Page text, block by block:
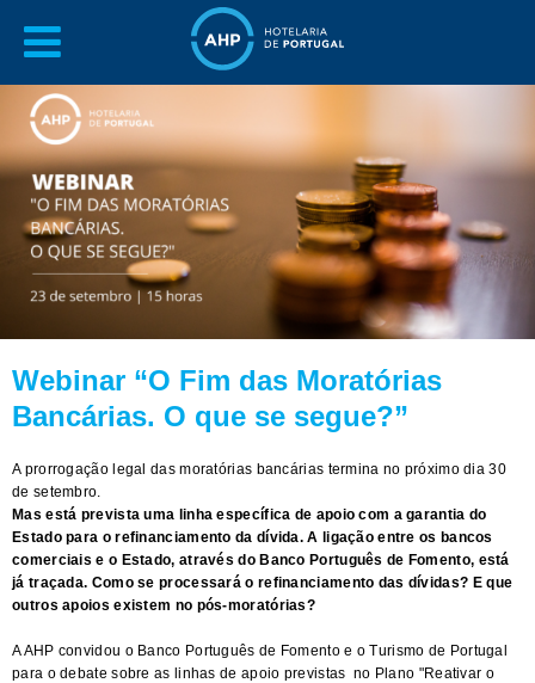
Webinar “O Fim das Moratórias
Bancárias. O que se segue?”
A prorrogação legal das moratórias bancárias termina no próximo dia 30
de setembro.
Mas está prevista uma linha específica de apoio com a garantia do
Estado para o refinanciamento da dívida. A ligação entre os bancos
comerciais e o Estado, através do Banco Português de Fomento, está
já traçada. Como se processará o refinanciamento das dívidas? E que
outros apoios existem no pós-moratórias?
A AHP convidou o Banco Português de Fomento e o Turismo de Portugal
para o debate sobre as linhas de apoio previstas no Plano "Reativar o